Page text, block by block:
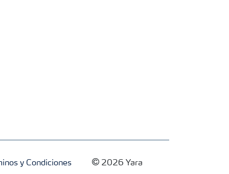
y Condiciones 2026 Yara